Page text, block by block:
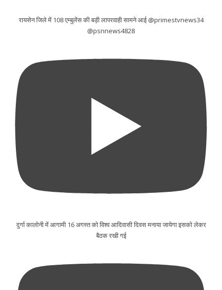
रायसेन जिले में 108 एम्बुलेंस की बड़ी लापरवाही सामने आई @primestvnews34
@psnnews4828
दुर्गा कालोनी में आगामी 16 अगस्त को विश्व आदिवासी दिवस मनाया जायेगा इसको लेकर
बैठक रखी गई